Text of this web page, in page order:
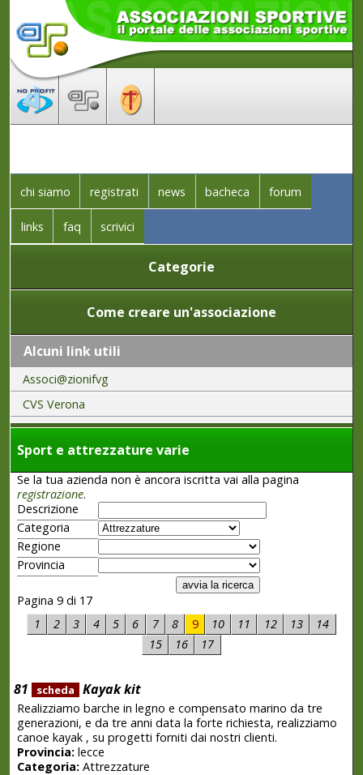
chi siamo registrati news bacheca forum
links faq scrivici
Categorie
Come creare un'associazione
Alcuni link utili
Associ@zionifvg
CVS Verona
Sport e attrezzature varie
Se la tua azienda non è ancora iscritta vai alla pagina
registrazione.
Descrizione
Categoria
Regione
Provincia
Pagina 9 di 17
1
2 3 4 5 6 7 8 9 10 11 12 13
14
15
16 17
81 scheda Kayak kit
Realizziamo barche in legno e compensato marino da tre
generazioni, e da tre anni data la forte richiesta, realizziamo
canoe kayak , su progetti forniti dai nostri clienti.
Provincia:lecce
Categoria:Attrezzature